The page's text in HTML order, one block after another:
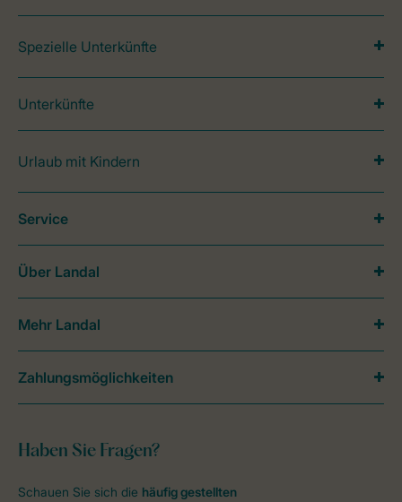
Spezielle Unterkünfte
Unterkünfte
Urlaub mit Kindern
Haben Sie Fragen?
Schauen Sie sich die häufig gestellten
Service
Über Landal
Mehr Landal
Zahlungsmöglichkeiten